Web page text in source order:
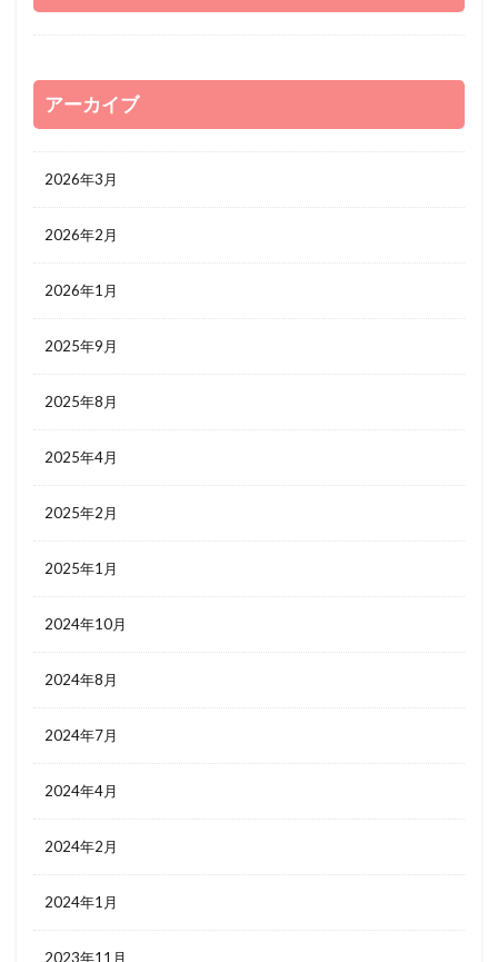
アーカイブ
2026年3月
2026年2月
2026年1月
2025年9月
2025年8月
2025年4月
2025年2月
2025年1月
2024年10月
2024年8月
2024年7月
2024年4月
2024年2月
2024年1月
2023年11月